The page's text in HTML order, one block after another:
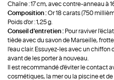
Chaîne : 17 cm, avec contre-anneau à
Composition :Or 18 carats (750
Poids d'or : 1,25 g.
Conseil d'entretien : Pour raviver
tiède avec du savon de Marseille,
l'eau clair. Essuyez-les avec un
avant de les porter à nouveau.
Il est recommandé d'éviter le contact
cosmétiques, la mer ou la piscine et